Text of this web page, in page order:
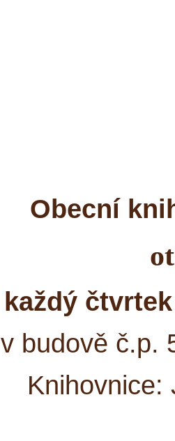
Obecní
každý
v budově č.p.
Knihovnice: